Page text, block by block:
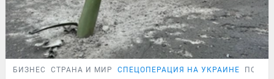
БИЗНЕС СТРАНА И МИР СПЕЦОПЕРАЦИЯ НА УКРАИНЕ